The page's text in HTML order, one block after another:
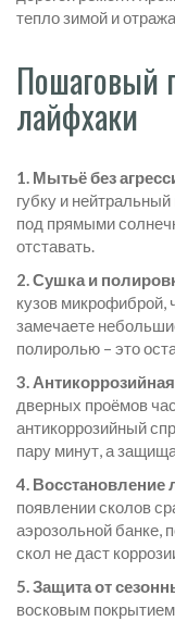
тепло зимой и
Пошаговый
лайфхаки
1. Мытьё без
губку и
под прямыми
отставать.
2. Сушка и
кузов микрофиброй,
замечаете
полиролью – это
3.
дверных проёмов
антикоррозийный
пару минут, а
4. Восстановление
появлении сколов
аэрозольной банке,
скол не даст
5. Защита от
восковым покрытием